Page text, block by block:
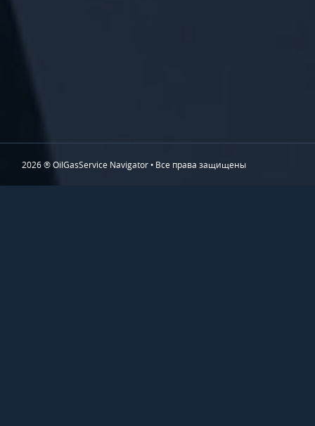
2026 ® OilGasService Navigator • Все права защищены